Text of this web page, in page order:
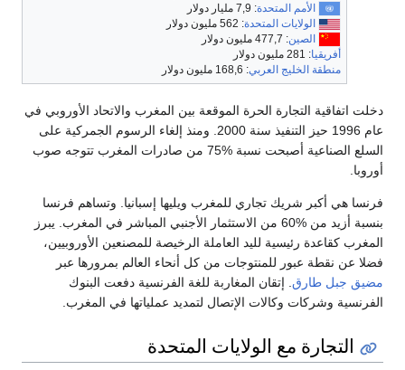
الأمم المتحدة: 7,9 مليار دولار
الولايات المتحدة: 562 مليون دولار
الصين: 477,7 مليون دولار
أفريقيا: 281 مليون دولار
منطقة الخليج العربي: 168,6 مليون دولار
دخلت اتفاقية التجارة الحرة الموقعة بين المغرب والاتحاد الأوروبي في
عام 1996 حيز التنفيذ سنة 2000. ومنذ إلغاء الرسوم الجمركية على
السلع الصناعية أصبحت نسبة %75 من صادرات المغرب تتوجه صوب
أوروبا.
فرنسا هي أكبر شريك تجاري للمغرب ويليها إسبانيا. وتساهم فرنسا
بنسبة أزيد من %60 من الاستثمار الأجنبي المباشر في المغرب. يبرز
المغرب كقاعدة رئيسية لليد العاملة الرخيصة للمصنعين الأوروبيين،
فضلا عن نقطة عبور للمنتوجات من كل أنحاء العالم بمرورها عبر
مضيق جبل طارق . إتقان المغاربة للغة الفرنسية دفعت البنوك
الفرنسية وشركات وكالات الإتصال لتمديد عملياتها في المغرب.
التجارة مع الولايات المتحدة